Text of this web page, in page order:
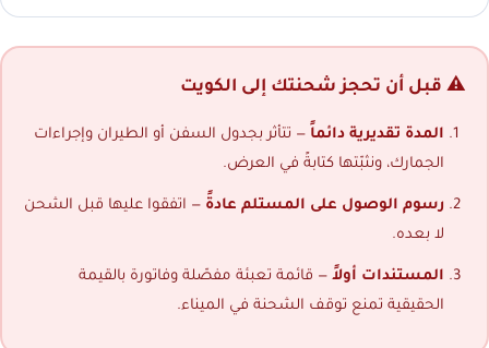
⚠️ قبل أن تحجز شحنتك إلى الكويت
المدة تقديرية دائماً — تتأثر بجدول السفن أو الطيران وإجراءات
الجمارك، ونثبّتها كتابةً في العرض.
رسوم الوصول على المستلم عادةً — اتفقوا عليها قبل الشحن
لا بعده.
المستندات أولاً — قائمة تعبئة مفصّلة وفاتورة بالقيمة
الحقيقية تمنع توقف الشحنة في الميناء.